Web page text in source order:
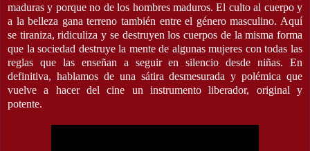
maduras y porque no de los hombres maduros. El culto al cuerpo y
a la belleza gana terreno también entre el género masculino. Aquí
se tiraniza, ridiculiza y se destruyen los cuerpos de la misma forma
que la sociedad destruye la mente de algunas mujeres con todas las
reglas que las enseñan a seguir en silencio desde niñas. En
definitiva, hablamos de una sátira desmesurada y polémica que
vuelve a hacer del cine un instrumento liberador, original y
potente.